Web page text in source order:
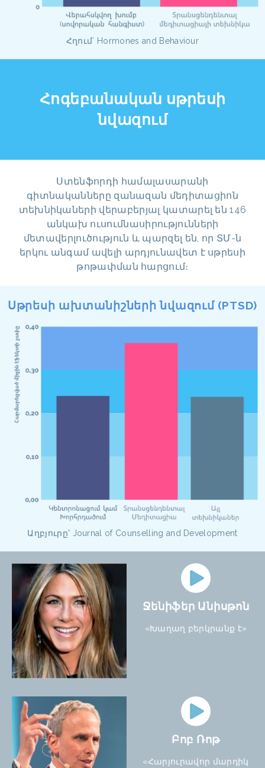
Հղում` Hormones and Behaviour
Սթրեսի ախտանիշների նվազում (PTSD)
Աղբյուրը՝ Journal of Counselling and Development
Հոգեբանական սթրեսի
նվազում
Ստենֆորդի համալասարանի
գիտնականները զանազան մեդիտացիոն
տեխնիկաների վերաբերյալ կատարել են 146
անկախ ուսումնասիրությունների
մետավերլուծություն և պարզել են, որ ՏՄ-ն
երկու անգամ ավելի արդյունավետ է սթրեսի
թոթափման հարցում։
Ջենիֆեր Անիսթոն
«Խաղաղ բերկրանք է»
Բոբ Ռոթ
«Հարյուրավոր մարդիկ